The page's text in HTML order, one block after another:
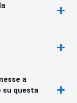
a
su questa